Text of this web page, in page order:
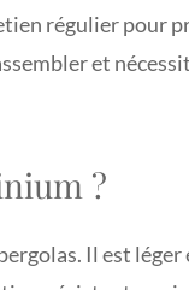
régulier pour
et
?
Il est léger